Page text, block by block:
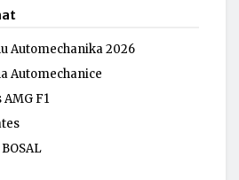
Automechanika 2026
Automechanice
F1